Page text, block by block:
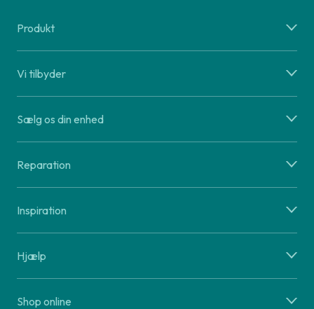
Produkt
Vi tilbyder
Sælg os din enhed
Reparation
Inspiration
Hjælp
Shop online